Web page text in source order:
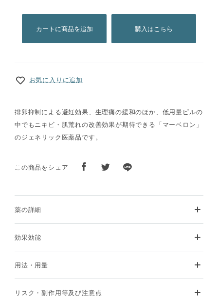
カートに商品を追加 購入はこちら
お気に入りに追加
排卵抑制による避妊効果、生理痛の緩和のほか、低用量ピルの
中でもニキビ・肌荒れの改善効果が期待できる「マーベロン」
のジェネリック医薬品です。
この商品をシェア
薬の詳細
効果効能
用法・用量
リスク・副作用等及び注意点